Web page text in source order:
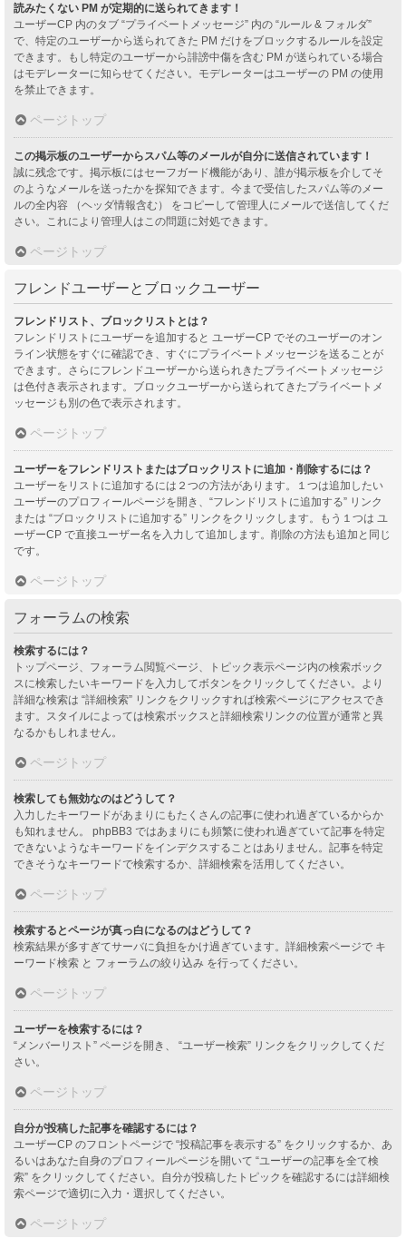
読みたくない PM が定期的に送られてきます！
ユーザーCP 内のタブ “プライベートメッセージ” 内の “ルール & フォルダ”
で、特定のユーザーから送られてきた PM だけをブロックするルールを設定
できます。もし特定のユーザーから誹謗中傷を含む PM が送られている場合
はモデレーターに知らせてください。モデレーターはユーザーの PM の使用
を禁止できます。
ページトップ
この掲示板のユーザーからスパム等のメールが自分に送信されています！
誠に残念です。掲示板にはセーフガード機能があり、誰が掲示板を介してそ
のようなメールを送ったかを探知できます。今まで受信したスパム等のメー
ルの全内容 （ヘッダ情報含む） をコピーして管理人にメールで送信してくだ
さい。これにより管理人はこの問題に対処できます。
ページトップ
フレンドユーザーとブロックユーザー
フレンドリスト、ブロックリストとは？
フレンドリストにユーザーを追加すると ユーザーCP でそのユーザーのオン
ライン状態をすぐに確認でき、すぐにプライベートメッセージを送ることが
できます。さらにフレンドユーザーから送られきたプライベートメッセージ
は色付き表示されます。ブロックユーザーから送られてきたプライベートメ
ッセージも別の色で表示されます。
ページトップ
ユーザーをフレンドリストまたはブロックリストに追加・削除するには？
ユーザーをリストに追加するには２つの方法があります。１つは追加したい
ユーザーのプロフィールページを開き、“フレンドリストに追加する” リンク
または “ブロックリストに追加する” リンクをクリックします。もう１つは ユ
ーザーCP で直接ユーザー名を入力して追加します。削除の方法も追加と同じ
です。
ページトップ
フォーラムの検索
検索するには？
トップページ、フォーラム閲覧ページ、トピック表示ページ内の検索ボック
スに検索したいキーワードを入力してボタンをクリックしてください。より
詳細な検索は “詳細検索” リンクをクリックすれば検索ページにアクセスでき
ます。スタイルによっては検索ボックスと詳細検索リンクの位置が通常と異
なるかもしれません。
ページトップ
検索しても無効なのはどうして？
入力したキーワードがあまりにもたくさんの記事に使われ過ぎているからか
も知れません。 phpBB3 ではあまりにも頻繁に使われ過ぎていて記事を特定
できないようなキーワードをインデクスすることはありません。記事を特定
できそうなキーワードで検索するか、詳細検索を活用してください。
ページトップ
検索するとページが真っ白になるのはどうして？
検索結果が多すぎてサーバに負担をかけ過ぎています。詳細検索ページで キ
ーワード検索 と フォーラムの絞り込み を行ってください。
ページトップ
ユーザーを検索するには？
“メンバーリスト” ページを開き、 “ユーザー検索” リンクをクリックしてくだ
さい。
ページトップ
自分が投稿した記事を確認するには？
ユーザーCP のフロントページで “投稿記事を表示する” をクリックするか、あ
るいはあなた自身のプロフィールページを開いて “ユーザーの記事を全て検
索” をクリックしてください。自分が投稿したトピックを確認するには詳細検
索ページで適切に入力・選択してください。
ページトップ